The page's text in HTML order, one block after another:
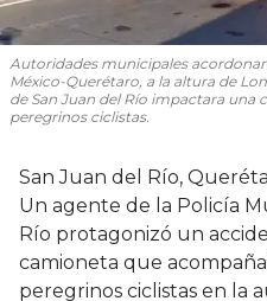
Autoridades municipales
México-Querétaro, a la altura de
de San Juan del Río impactara
peregrinos ciclistas.
San Juan del Río,
Un agente de la Policía
Río protagonizó un
camioneta que
peregrinos ciclistas en la